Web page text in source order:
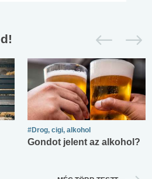
#Drog, cigi, alkohol
Gondot jelent az alkohol?